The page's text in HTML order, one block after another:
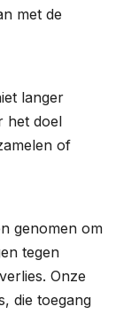
met de
langer
het doel
of
genomen om
tegen
Onze
die toegang